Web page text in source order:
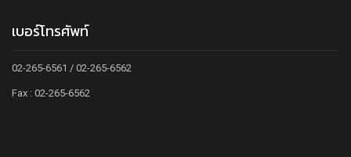
เบอร์โทรศัพท์
02-265-6561 / 02-265-6562
Fax : 02-265-6562